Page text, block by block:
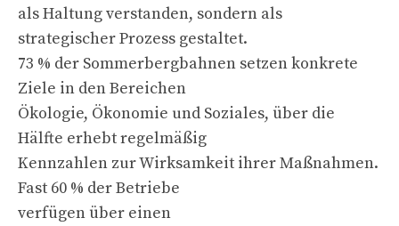
als Haltung verstanden, sondern als
strategischer Prozess gestaltet.
73 % der Sommerbergbahnen setzen konkrete
Ziele in den Bereichen
Ökologie, Ökonomie und Soziales, über die
Hälfte erhebt regelmäßig
Kennzahlen zur Wirksamkeit ihrer Maßnahmen.
Fast 60 % der Betriebe
verfügen über einen